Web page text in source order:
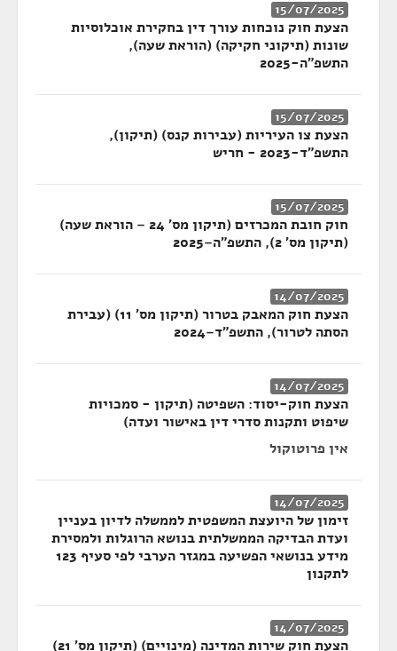
15/07/2025
הצעת חוק נוכחות עורך דין בחקירת אוכלוסיות
שונות (תיקוני חקיקה) (הוראת שעה),
התשפ"ה-2025
15/07/2025
הצעת צו העיריות (עבירות קנס) (תיקון),
התשפ"ד-2023 - חריש
15/07/2025
חוק חובת המכרזים (תיקון מס' 24 – הוראת שעה)
(תיקון מס' 2), התשפ"ה–2025
14/07/2025
הצעת חוק המאבק בטרור (תיקון מס' 11) (עבירת
הסתה לטרור), התשפ"ד–2024
14/07/2025
הצעת חוק-יסוד: השפיטה (תיקון - סמכויות
שיפוט ותקנות סדרי דין באישור ועדה)
אין פרוטוקול
14/07/2025
זימון של היועצת המשפטית לממשלה לדיון בעניין
ועדת הבדיקה הממשלתית בנושא הרוגלות ולמסירת
מידע בנושאי הפשיעה במגזר הערבי לפי סעיף 123
לתקנון
14/07/2025
הצעת חוק שירות המדינה (מינויים) (תיקון מס' 21)